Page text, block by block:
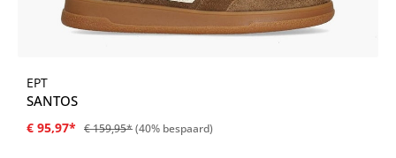
EPT
SANTOS
€ 95,97* € 159,95*(40% bespaard)